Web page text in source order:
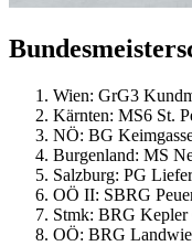
Wien: GrG3
Kärnten: MS6 St.
NÖ: BG
Burgenland: MS
Salzburg: PG
OÖ II: SBRG
Stmk: BRG Kepler
OÖ: BRG